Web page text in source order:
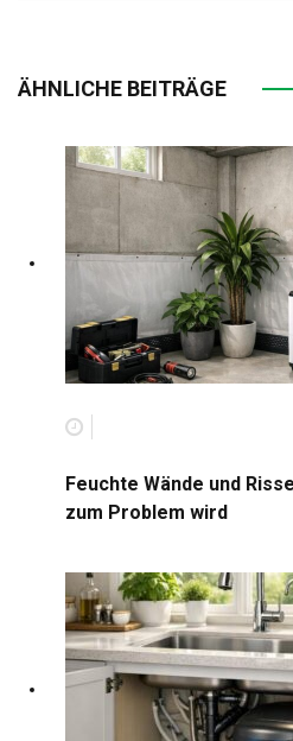
ÄHNLICHE BEITRÄGE
Feuchte Wände und
zum Problem wird